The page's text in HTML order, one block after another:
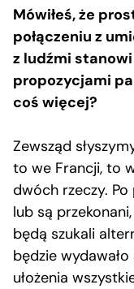
Mówiłeś, że
połączeniu z
z ludźmi
propozycjami
coś więcej?
Zewsząd
to we Francji, to
dwóch rzeczy.
lub są
będą szukali
będzie
ułożenia